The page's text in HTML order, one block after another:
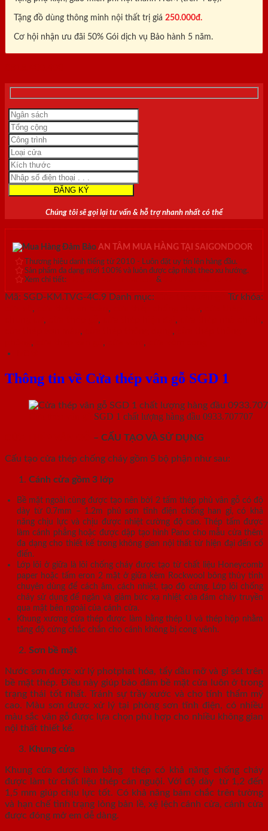
Tặng đồ dùng thông minh nội thất trị giá 250.000đ.
Cơ hội nhận ưu đãi 50% Gói dịch vụ Bảo hành 5 năm.
Chúng tôi sẽ gọi lại tư vấn & hỗ trợ nhanh nhất có thể
AN TÂM MUA HÀNG TẠI SAIGONDOOR
Thương hiệu danh tiếng từ 2010 - Luôn đặt uy tín lên hàng đầu.
Sản phẩm đa dạng mới 100% và luôn được cập nhật theo xu hướng.
Xem chi tiết:
&
Mã: SGD-KM.TVG-4C.9 Danh mục:
Từ khóa:
, , ,
, , ,
,
, ,
, , ,
Thông tin về Cửa thép vân gỗ SGD 1
SGD 1 chất lượng hàng đầu 0933.707707
– CẤU TẠO VÀ SỬ DỤNG
Cấu tạo cửa thép chống cháy gồm 5 bộ phận như sau:
Cánh cửa gồm 3 lớp
Bề mặt ngoài cùng được tạo nên bởi 2 tấm thép phủ vân gỗ có độ
dày từ 0.7mm – 1.2m phủ sơn tĩnh điện chống han gỉ, có khả
năng chịu lực và chịu được nhiệt cường độ cao. Thép tấm được
làm cánh phẳng hoặc được dập tạo hình Pano cho mẫu cửa thêm
đa dạng cho thiết kế trong không gian nội thất từ hiện đại đến cổ
điển.
Lớp lõi ở giữa là lõi chống cháy được tạo từ chất liệu Honeycomb
paper hoặc tấm eron 2 mặt ở giữa kèm Rockwool bông thủy tinh
chuyên dùng để cách âm, cách nhiệt, tạo độ cứng. Lớp lõi chống
cháy sử dụng để ngăn và giảm bức xạ nhiệt của đám cháy truyền
qua mặt bên ngoài của cánh cửa.
Khung xương cửa thép được làm bằng thép U và thép hộp nhằm
tăng độ cứng chắc chắn cho cánh không bị cong vênh.
Sơn bề mặt
Nước sơn được xử lý photphat hóa, tẩy dầu mỡ và gỉ sét trên
bề mặt thép. Điều này giúp bảo đảm bề mặt cửa luôn ở trong
trạng thái tốt nhất. Tránh sự trầy xước và cho tính thẩm mỹ
cao. Màu sơn được xử lý tại phòng sơn tĩnh điện, có nhiều
màu sắc vân gỗ được lựa chọn phù hợp cho nhiều không gian
nội thất thiết kế.
Khung cửa
Khung cửa được làm bằng thép có khả năng chống cháy
được làm từ chất liệu thép cán nguội. Với độ dày từ 1,2 đến
1,5 mm giúp chịu lực tốt. Có khả năng bám chắc trên tường
và hạn chế tình trạng lỏng bản lề, xệ lệch cánh cửa, cánh cửa
được đóng mở em dễ dàng.